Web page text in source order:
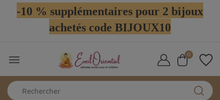
-10 % supplémentaires pour 2 bijoux
achetés code BIJOUX10
 0